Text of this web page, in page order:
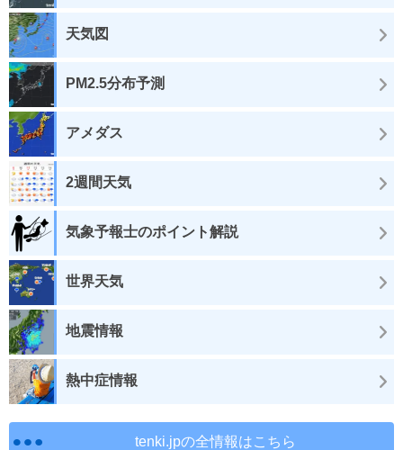
天気図
PM2.5分布予測
アメダス
2週間天気
気象予報士のポイント解説
世界天気
地震情報
熱中症情報
tenki.jpの全情報はこちら